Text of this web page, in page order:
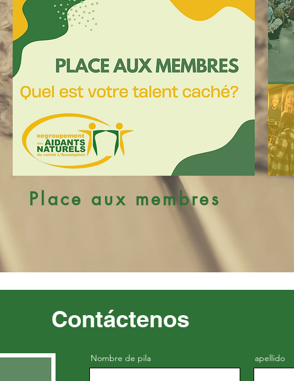
Place aux membres
Contáctenos
Nombre de pila apellido